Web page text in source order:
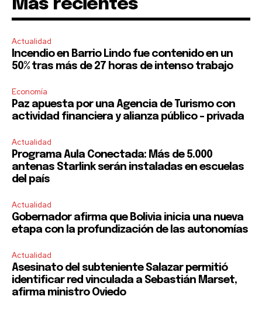
Mas recientes
Actualidad
Incendio en Barrio Lindo fue contenido en un
50% tras más de 27 horas de intenso trabajo
Economía
Paz apuesta por una Agencia de Turismo con
actividad financiera y alianza público – privada
Actualidad
Programa Aula Conectada: Más de 5.000
antenas Starlink serán instaladas en escuelas
del país
Actualidad
Gobernador afirma que Bolivia inicia una nueva
etapa con la profundización de las autonomías
Actualidad
Asesinato del subteniente Salazar permitió
identificar red vinculada a Sebastián Marset,
afirma ministro Oviedo